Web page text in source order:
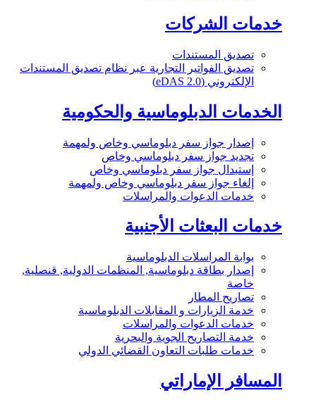
خدمات الشركات
تصديق المستندات
تصديق الفواتير التجارية عبر نظام تصديق المستندات
الإلكتروني (eDAS 2.0)
الخدمات الدبلوماسية والحكومية
إصدار جواز سفر دبلوماسي وخاص ولمهمة
تجديد جواز سفر دبلوماسي وخاص
إستبدال جواز سفر دبلوماسي وخاص
إلغاء جواز سفر دبلوماسي وخاص ولمهمة
خدمات الدعوات والمراسلات
خدمات البعثات الأجنبية
بوابة المراسلات الدبلوماسية
إصدار بطاقة دبلوماسية, المنظمات الدولية, قنصلية,
خاصة
تصاريح المطار
خدمة الزيارات و المقابلات الدبلوماسية
خدمات الدعوات والمراسلات
خدمة التصاريح الجوية والبحرية
خدمات طلبات التعاون القضائي الدولي
المسافر الإماراتي